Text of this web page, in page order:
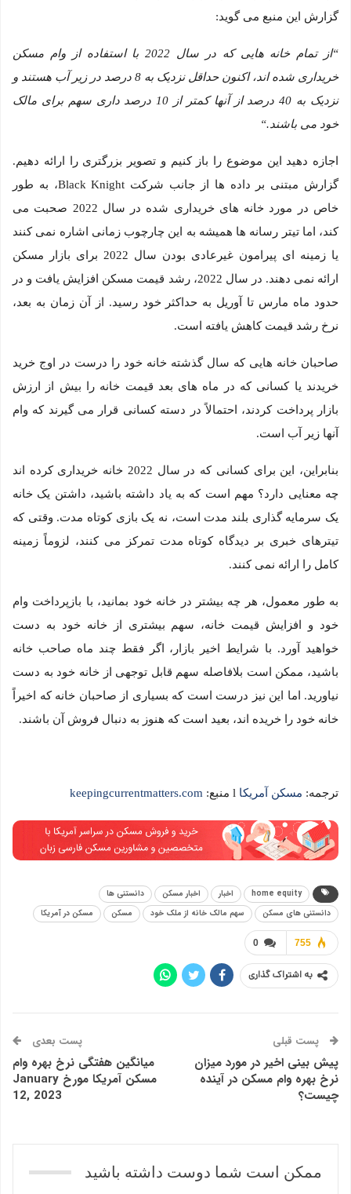
گزارش این منبع می گوید:
“
از تمام خانه هایی که در سال 2022 با استفاده از وام مسکن
خریداری شده اند، اکنون حداقل نزدیک به 8 درصد در زیر آب هستند و
نزدیک به 40 درصد از آنها کمتر از 10 درصد داری سهم برای مالک
خود می باشند.“
اجازه دهید این موضوع را باز کنیم و تصویر بزرگتری را ارائه دهیم.
گزارش مبتنی بر داده ها از جانب شرکت Black Knight، به طور
خاص در مورد خانه های خریداری شده در سال 2022 صحبت می
کند، اما تیتر رسانه ها همیشه به این چارچوب زمانی اشاره نمی کنند
یا زمینه ای پیرامون غیرعادی بودن سال 2022 برای بازار مسکن
ارائه نمی دهند. در سال 2022، رشد قیمت مسکن افزایش یافت و در
حدود ماه مارس تا آوریل به حداکثر خود رسید. از آن زمان به بعد،
نرخ رشد قیمت کاهش یافته است.
صاحبان خانه هایی که سال گذشته خانه خود را درست در اوج خرید
خریدند یا کسانی که در ماه های بعد قیمت خانه را بیش از ارزش
بازار پرداخت کردند، احتمالاً در دسته کسانی قرار می گیرند که وام
آنها زیر آب است.
بنابراین، این برای کسانی که در سال 2022 خانه خریداری کرده اند
چه معنایی دارد؟ مهم است که به یاد داشته باشید، داشتن یک خانه
یک سرمایه گذاری بلند مدت است، نه یک بازی کوتاه مدت. وقتی که
تیترهای خبری بر دیدگاه کوتاه مدت تمرکز می کنند، لزوماً زمینه
کامل را ارائه نمی کنند.
به طور معمول، هر چه بیشتر در خانه خود بمانید، با بازپرداخت وام
خود و افزایش قیمت خانه، سهم بیشتری از خانه خود به دست
خواهید آورد. با شرایط اخیر بازار، اگر فقط چند ماه صاحب خانه
باشید، ممکن است بلافاصله سهم قابل توجهی از خانه خود به دست
نیاورید. اما این نیز درست است که بسیاری از صاحبان خانه که اخیراً
خانه خود را خریده اند، بعید است که هنوز به دنبال فروش آن باشند.
ترجمه: مسکن آمریکا keepingcurrentmatters.com
home equity اخبار اخبار مسکن
دانستنی ها
دانستنی های مسکن
سهم مالک خانه از ملک خود مسکن مسکن در آمریکا
0 755
به اشتراک گذاری
پست قبلی
پیش بینی اخیر در مورد میزان
نرخ بهره وام مسکن در آینده
چیست؟
پست بعدی
میانگین هفتگی نرخ بهره وام
مسکن آمریکا مورخ January
12, 2023
ممکن است شما دوست داشته باشید